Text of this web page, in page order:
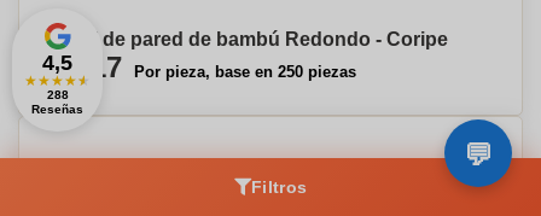
Reloj de pared de bambú Redondo - Coripe
€9,17 Por pieza, base en 250 piezas
Filtros
4,5
★★★★★
288
Reseñas